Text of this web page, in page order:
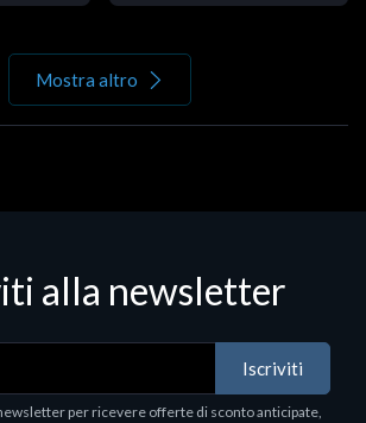
Mostra altro
alla newsletter
Iscriviti
per ricevere offerte di sconto anticipate,